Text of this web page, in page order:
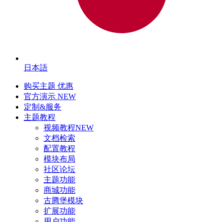
日本語
购买主题 优惠
官方演示 NEW
定制&服务
主题教程
视频教程NEW
文档检索
配置教程
模块布局
社区论坛
主题功能
商城功能
古腾堡模块
扩展功能